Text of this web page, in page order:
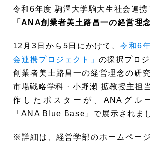
令和6年度 駒澤大学駒大生社会連携
「ANA創業者美土路昌一の経営理
12月3日から5日にかけて 、令和6
会連携プロジェクト」 の採択プロ
創業者美土路昌一の経営理念の研究
市場戦略学科・小野瀬 拡教授主担
作したポスターが、ANAグル
「ANA Blue Base」で展示されま
※詳細は、経営学部のホームペー